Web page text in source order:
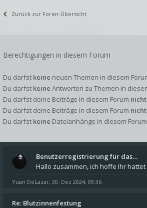
Zurück zur Foren-Übersicht
Berechtigungen in diesem Forum
Du darfst keine neuen Themen in diesem
Du darfst keine Antworten zu Themen in
Du darfst deine Beiträge in diesem Forum nicht
Du darfst deine Beiträge in diesem Forum nicht
Du darfst keine Dateianhänge in diesem
Benutzerregistrierung für das…
Yuan DeLazar, 30. Dez 2024, 09:36
Re: Blutzinnenfestung